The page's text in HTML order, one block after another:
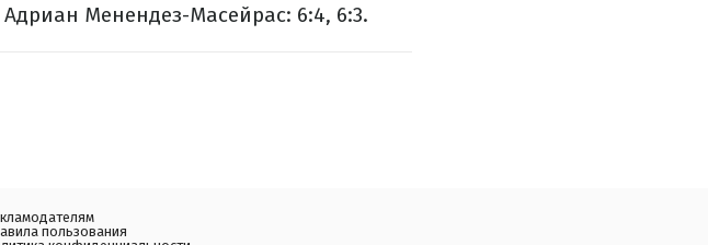
Менендез-Масейрас: 6:4, 6:3.
пользования